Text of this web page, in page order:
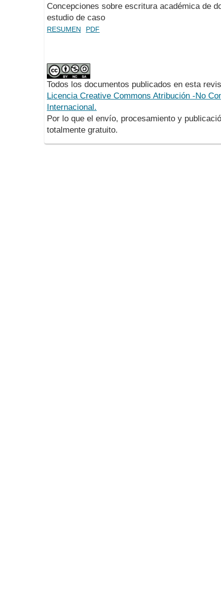
Concepciones sobre escritura académica de
estudio de caso
RESUMEN PDF
Todos los documentos publicados en esta
Licencia Creative Commons Atribución -No
Internacional.
Por lo que el envío, procesamiento y
totalmente gratuito.